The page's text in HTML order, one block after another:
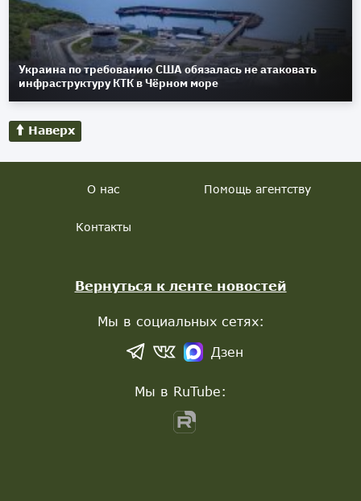
Украина по требованию США обязалась не атаковать
инфраструктуру КТК в Чёрном море
Наверх
О нас Помощь агентству
Контакты
Вернуться к ленте новостей
Мы в социальных сетях:
Дзен
Мы в RuTube: